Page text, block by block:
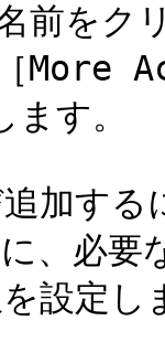
前をク
More
す。
加す
、必
設定し